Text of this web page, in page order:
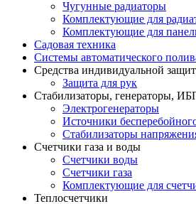
Чугунные радиаторы
Комплектующие для
Комплектующие для
Садовая техника
Системы автоматического
Средства индивидуальной
Защита для рук
Стабилизаторы, генераторы,
Электрогенераторы
Источники
Стабилизаторы
Счетчики газа и воды
Счетчики воды
Счетчики газа
Комплектующие для
Теплосчетчики